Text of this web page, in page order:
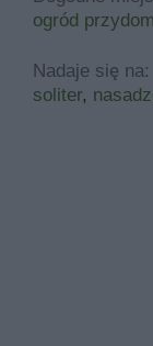
ogród
Nadaje się na:
soliter,